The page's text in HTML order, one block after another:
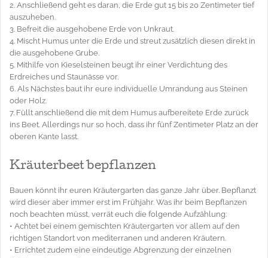
2. Anschließend geht es daran, die Erde gut 15 bis 20 Zentimeter tief
auszuheben.
3. Befreit die ausgehobene Erde von Unkraut.
4. Mischt Humus unter die Erde und streut zusätzlich diesen direkt in
die ausgehobene Grube.
5. Mithilfe von Kieselsteinen beugt ihr einer Verdichtung des
Erdreiches und Staunässe vor.
6. Als Nächstes baut ihr eure individuelle Umrandung aus Steinen
oder Holz.
7. Füllt anschließend die mit dem Humus aufbereitete Erde zurück
ins Beet. Allerdings nur so hoch, dass ihr fünf Zentimeter Platz an der
oberen Kante lasst.
Kräuterbeet bepflanzen
Bauen könnt ihr euren Kräutergarten das ganze Jahr über. Bepflanzt
wird dieser aber immer erst im Frühjahr. Was ihr beim Bepflanzen
noch beachten müsst, verrät euch die folgende Aufzählung:
• Achtet bei einem gemischten Kräutergarten vor allem auf den
richtigen Standort von mediterranen und anderen Kräutern.
• Errichtet zudem eine eindeutige Abgrenzung der einzelnen